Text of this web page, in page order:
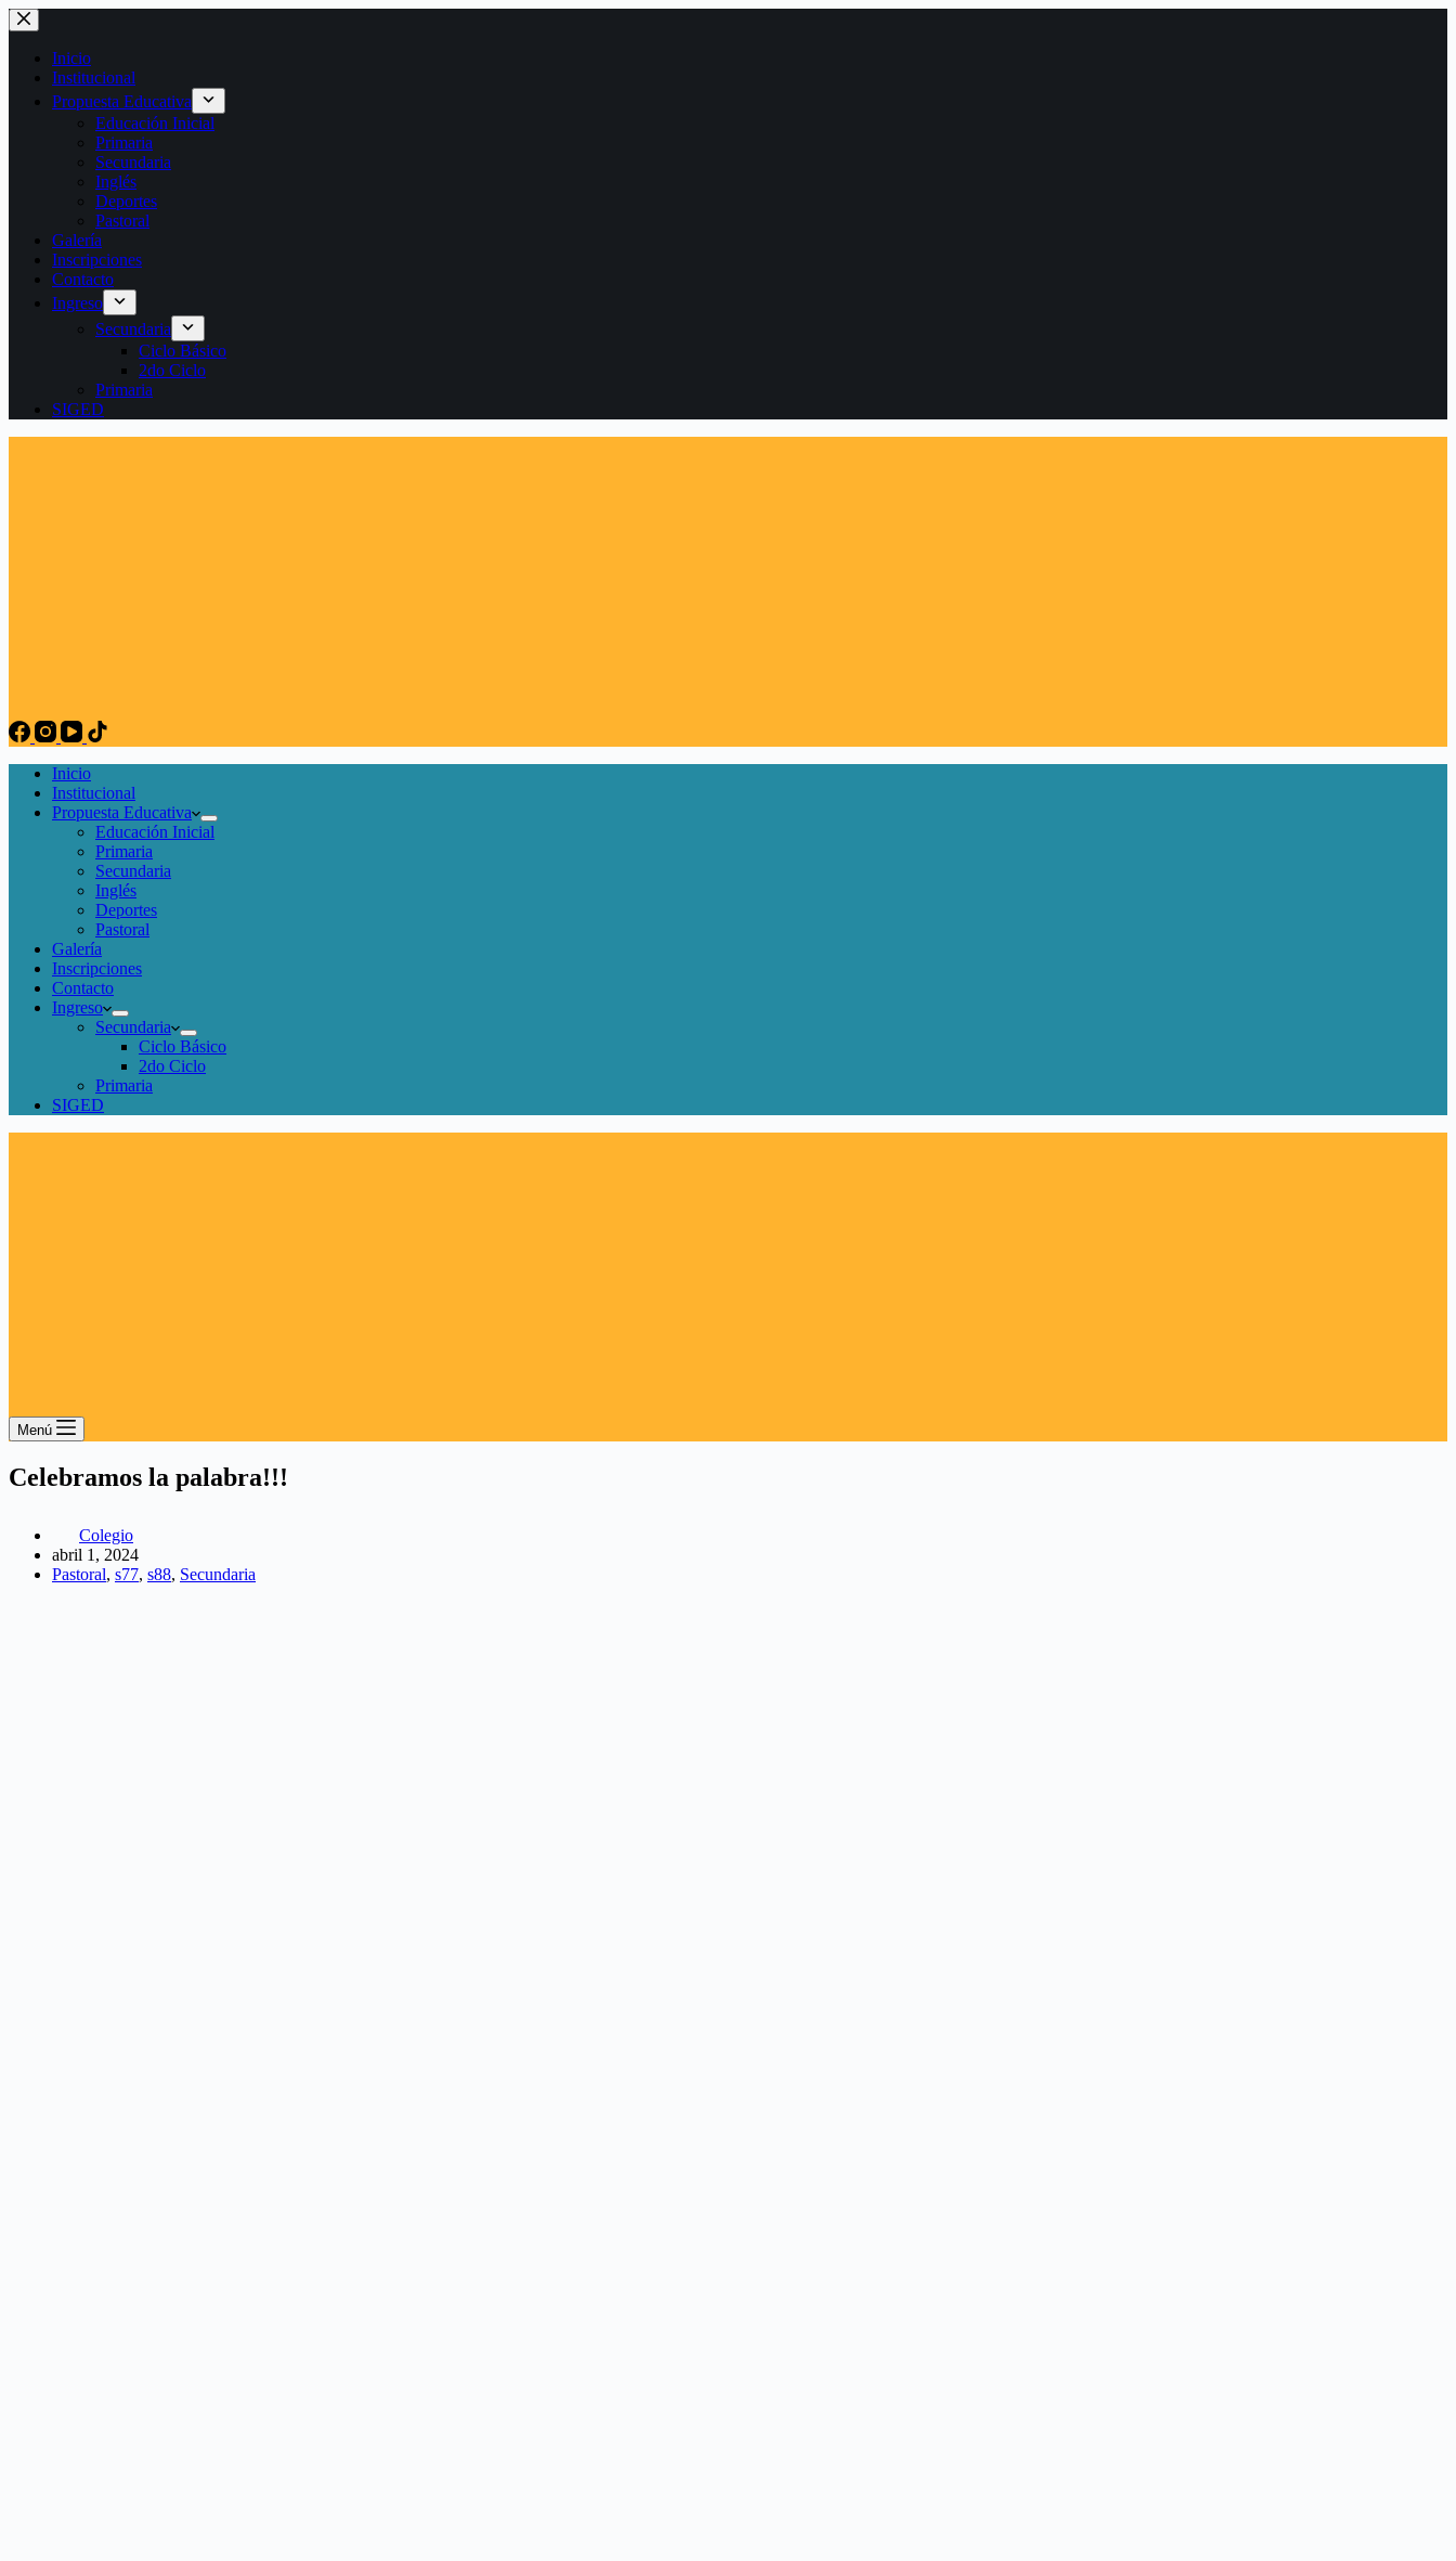
Saltar
al
contenido
Inicio
Institucional
Propuesta Educativa
Educación Inicial
Primaria
Secundaria
Inglés
Deportes
Pastoral
Galería
Inscripciones
Contacto
Ingreso
Secundaria
Ciclo Básico
2do Ciclo
Primaria
SIGED
Inicio
Institucional
Propuesta Educativa
Educación Inicial
Primaria
Secundaria
Inglés
Deportes
Pastoral
Galería
Inscripciones
Contacto
Ingreso
Secundaria
Ciclo Básico
2do Ciclo
Primaria
SIGED
Menú
Celebramos la palabra!!!
Colegio
abril 1, 2024
Pastoral, s77, s88, Secundaria